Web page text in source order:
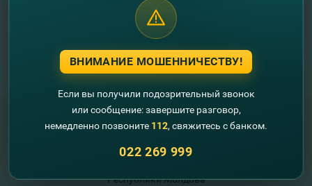
"FinComBank" S.A. является членом
Республики Молдова
ВНИМАНИЕ МОШЕННИЧЕСТВУ!
Если вы получили подозрительный звонок
или сообщение: завершите разговор,
немедленно позвоните 112, свяжитесь с банком.
022 269 999